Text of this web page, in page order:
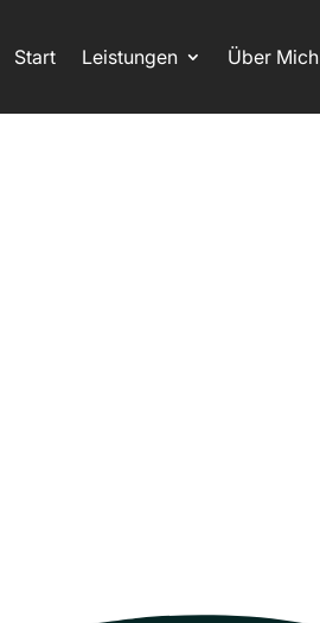
Start Leistungen Über Mich